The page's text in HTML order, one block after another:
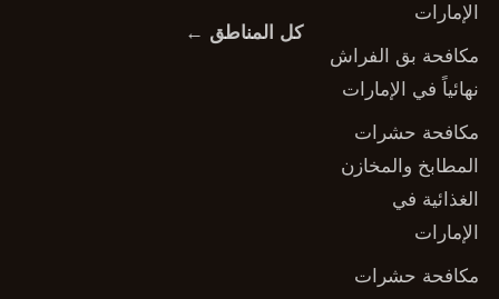
الإمارات
مكافحة بق الفراش
نهائياً في الإمارات
مكافحة حشرات
المطابخ والمخازن
الغذائية في
الإمارات
مكافحة حشرات
كل المناطق ←